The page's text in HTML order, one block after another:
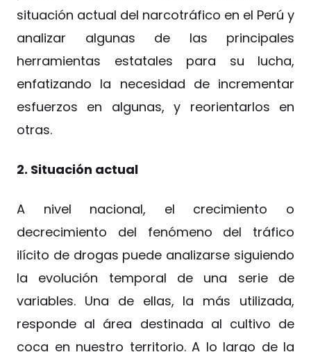
situación actual del narcotráfico en el Perú y
analizar algunas de las principales
herramientas estatales para su lucha,
enfatizando la necesidad de incrementar
esfuerzos en algunas, y reorientarlos en
otras.
2. Situación actual
A nivel nacional, el crecimiento o
decrecimiento del fenómeno del tráfico
ilícito de drogas puede analizarse siguiendo
la evolución temporal de una serie de
variables. Una de ellas, la más utilizada,
responde al área destinada al cultivo de
coca en nuestro territorio. A lo largo de la